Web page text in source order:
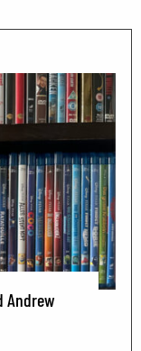
Andrew